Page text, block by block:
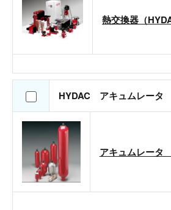
熱交換器（
HYDAC アキュムレータ
アキュムレータ